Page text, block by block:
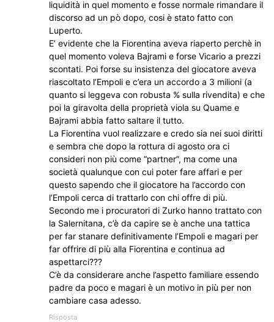
liquidità in quel momento e fosse normale rimandare il
discorso ad un pò dopo, cosi è stato fatto con
Luperto.
E’ evidente che la Fiorentina aveva riaperto perchè in
quel momento voleva Bajrami e forse Vicario a prezzi
scontati. Poi forse su insistenza del giocatore aveva
riascoltato l’Empoli e c’era un accordo a 3 milioni (a
quanto si leggeva con robusta % sulla rivendita) e che
poi la giravolta della proprietà viola su Quame e
Bajrami abbia fatto saltare il tutto.
La Fiorentina vuol realizzare e credo sia nei suoi diritti
e sembra che dopo la rottura di agosto ora ci
consideri non più come “partner”, ma come una
società qualunque con cui poter fare affari e per
questo sapendo che il giocatore ha l’accordo con
l’Empoli cerca di trattarlo con chi offre di più.
Secondo me i procuratori di Zurko hanno trattato con
la Salernitana, c’è da capire se è anche una tattica
per far stanare definitivamente l’Empoli e magari per
far offrire di più alla Fiorentina e continua ad
aspettarci???
C’è da considerare anche l’aspetto familiare essendo
padre da poco e magari è un motivo in più per non
cambiare casa adesso.
Risposta